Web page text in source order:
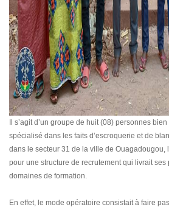
Il s’agit d’un groupe de huit (08) personnes
spécialisé dans les faits d’escroquerie et de
dans le secteur 31 de la ville de Ouagadougou,
pour une structure de recrutement qui livrait
domaines de formation.
En effet, le mode opératoire consistait à faire